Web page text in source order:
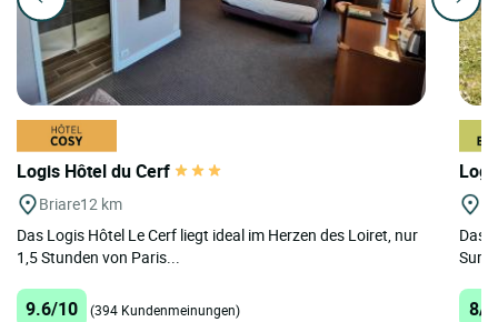
Logis Hôtel du Cerf
Briare12 km
Das Logis Hôtel Le Cerf liegt ideal im Herzen des Loiret, nur
1,5 Stunden von Paris...
9.6/10 (394 Kundenmeinungen)
Das
Sur
8/